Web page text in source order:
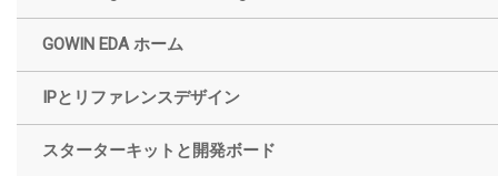
GOWIN EDA ホーム
IPとリファレンスデザイン
スターターキットと開発ボード